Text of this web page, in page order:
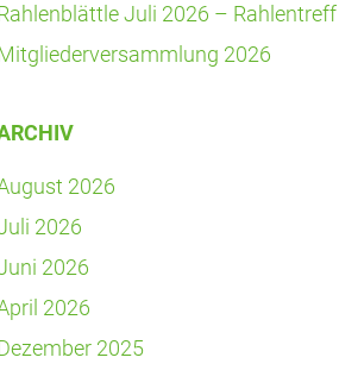
Juli 2026 – Rahlentreff
2026
2026
2026
2026
2026
2025